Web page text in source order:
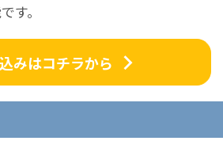
す。
みはコチラから